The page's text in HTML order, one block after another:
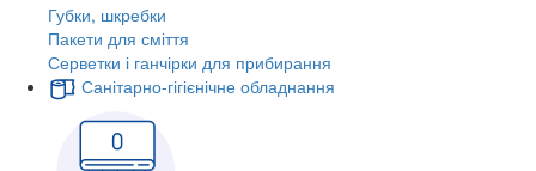
Губки, шкребки
Пакети для сміття
Серветки і ганчірки для прибирання
Санітарно-гігієнічне обладнання